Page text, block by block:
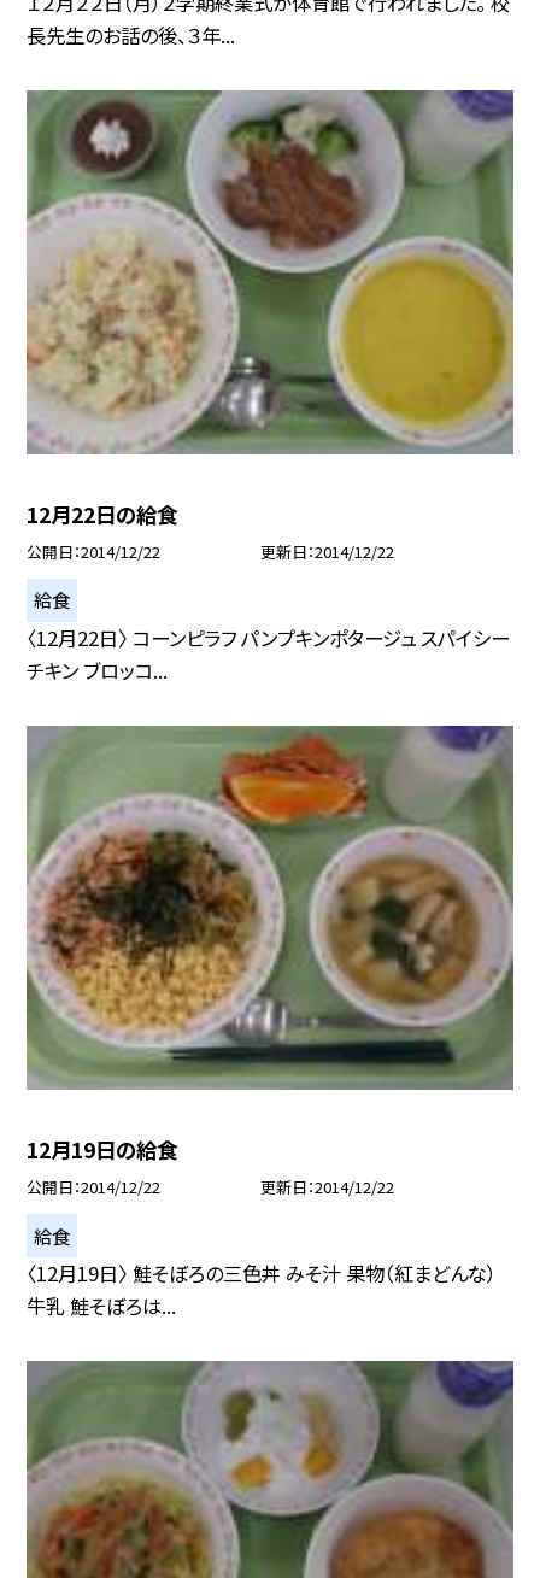
長先生のお話の後、３年...
12月22日の給食
公開日 2014/12/22 更新日 2014/12/22
給食
〈12月22日〉 コーンピラフ パンプキンポタージュ スパイシー
チキン ブロッコ...
12月19日の給食
公開日 2014/12/22 更新日 2014/12/22
給食
〈12月19日〉 鮭そぼろの三色丼 みそ汁 果物（紅まどんな）
牛乳 鮭そぼろは...